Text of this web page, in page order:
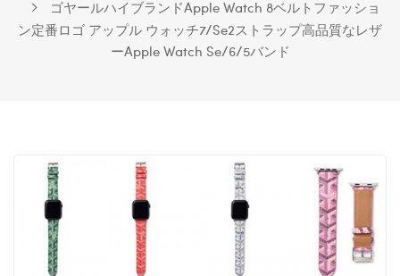
ゴヤールハイブランドApple Watch 8ベルトファッショ
ン定番ロゴ アップル ウォッチ7/se2ストラップ高品質なレザ
ーApple Watch Se/6/5バンド